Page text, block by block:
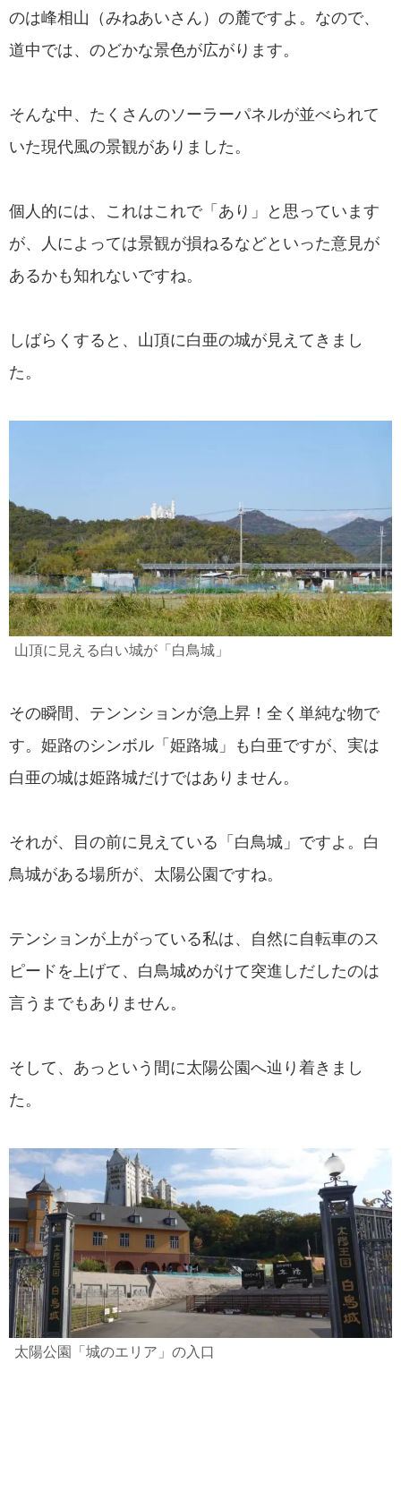
のは峰相山（みねあいさん）の麓ですよ。なので、
道中では、のどかな景色が広がります。
そんな中、たくさんのソーラーパネルが並べられて
いた現代風の景観がありました。
個人的には、これはこれで「あり」と思っています
が、人によっては景観が損ねるなどといった意見が
あるかも知れないですね。
しばらくすると、山頂に白亜の城が見えてきまし
た。
山頂に見える白い城が「白鳥城」
その瞬間、テンンションが急上昇！全く単純な物で
す。姫路のシンボル「姫路城」も白亜ですが、実は
白亜の城は姫路城だけではありません。
それが、目の前に見えている「白鳥城」ですよ。白
鳥城がある場所が、太陽公園ですね。
テンションが上がっている私は、自然に自転車のス
ピードを上げて、白鳥城めがけて突進しだしたのは
言うまでもありません。
そして、あっという間に太陽公園へ辿り着きまし
た。
太陽公園「城のエリア」の入口